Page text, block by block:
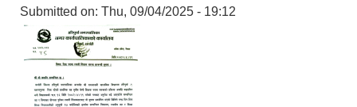
Submitted on: Thu, 09/04/2025 - 19:12